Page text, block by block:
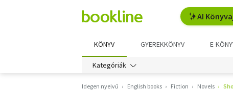
AI
KÖNYV GYEREKKÖNYV E-
Kategóriák
Idegen nyelvű English books Fiction Novels